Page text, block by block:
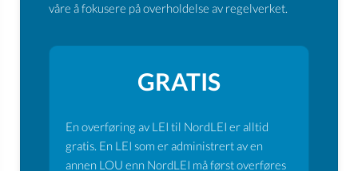
våre å fokusere på overholdelse av regelverket.
GRATIS
En overføring av LEI til NordLEI er alltid
gratis. En LEI som er administrert av en
annen LOU enn NordLEI må først overføres